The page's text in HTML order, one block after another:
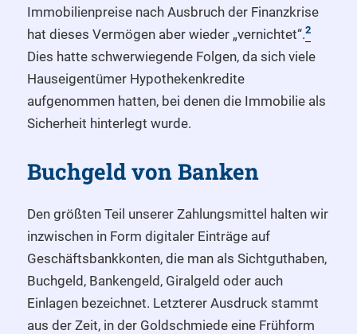
Immobilienpreise nach Ausbruch der Finanzkrise
hat dieses Vermögen aber wieder „vernichtet“.2
Dies hatte schwerwiegende Folgen, da sich viele
Hauseigentümer Hypothekenkredite
aufgenommen hatten, bei denen die Immobilie als
Sicherheit hinterlegt wurde.
Buchgeld von Banken
Den größten Teil unserer Zahlungsmittel halten wir
inzwischen in Form digitaler Einträge auf
Geschäftsbankkonten, die man als Sichtguthaben,
Buchgeld, Bankengeld, Giralgeld oder auch
Einlagen bezeichnet. Letzterer Ausdruck stammt
aus der Zeit, in der Goldschmiede eine Frühform